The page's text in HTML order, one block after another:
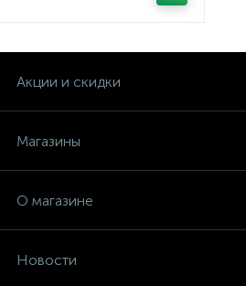
Акции и скидки
Магазины
О магазине
Новости